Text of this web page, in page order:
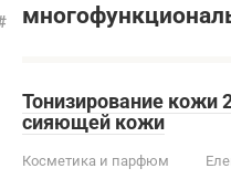
Тонизирование кожи
сияющей кожи
Косметика и парфюм